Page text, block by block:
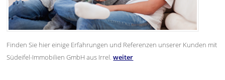
Finden Sie hier einige Erfahrungen und Referenzen unserer Kunden mit
Südeifel-Immobilien GmbH aus Irrel.weiter